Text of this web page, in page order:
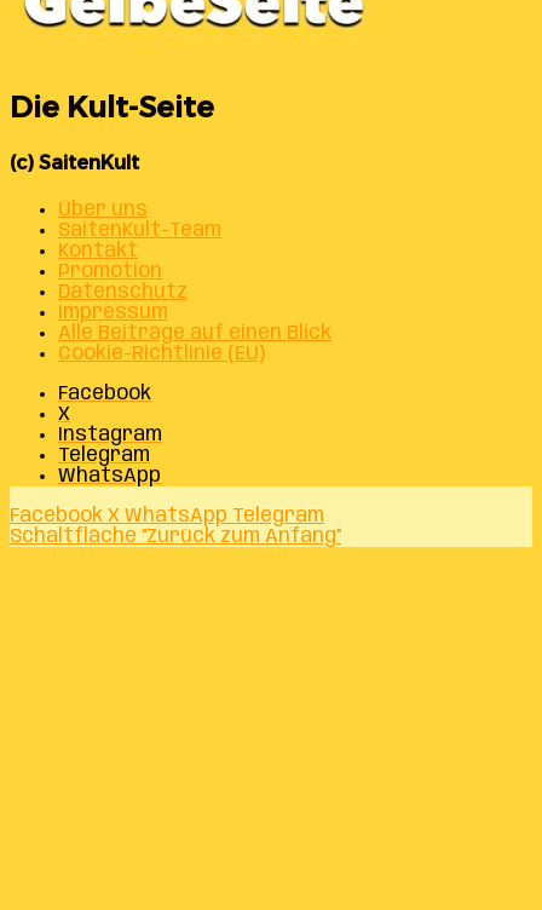
Die Kult-Seite
(c) SaitenKult
Über uns
SaitenKult-Team
Kontakt
Promotion
Datenschutz
Impressum
Alle Beiträge auf einen Blick
Cookie-Richtlinie (EU)
Facebook
X
Instagram
Telegram
WhatsApp
Facebook X WhatsApp Telegram
Schaltfläche "Zurück zum Anfang"